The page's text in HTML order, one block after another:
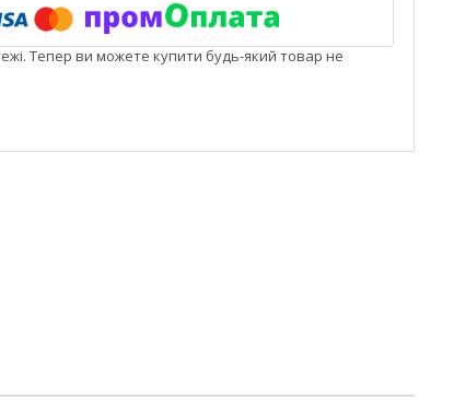
Тепер ви можете купити будь-який товар не